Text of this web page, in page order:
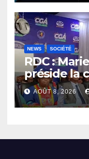
NEWS SOCIÉTÉ
RDC :
préside la
l’UNIKIN
AOÛT 8, 2026